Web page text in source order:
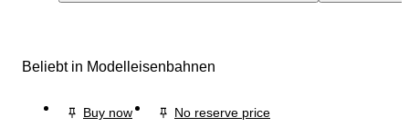
Beliebt in Modelleisenbahnen
Buy now
No reserve price